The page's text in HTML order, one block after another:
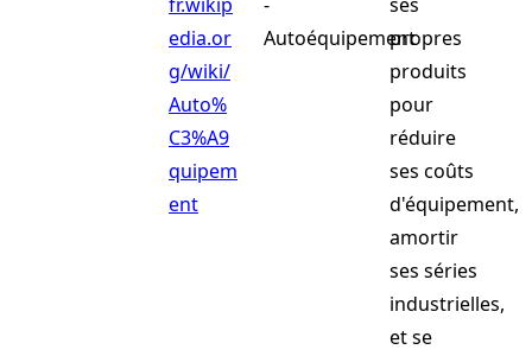
edia.or
g/wiki/
Auto%
C3%A9
quipem
ent
Autoéquipementpropres
produits
pour
réduire
ses coûts
d'équipement,
amortir
ses séries
industrielles,
et se